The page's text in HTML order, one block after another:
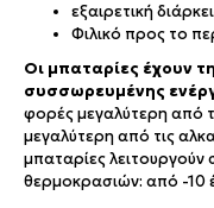
εξαιρετική
Φιλικό προς το
Οι μπαταρίες έχουν
συσσωρευμένης
φορές μεγαλύτερη από
μεγαλύτερη από τις
μπαταρίες
θερμοκρασιών: από -10